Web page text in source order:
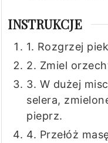
INSTRUKCJE
1. Rozgrzej
2. Zmiel
3. W dużej
selera,
pieprz.
4. Przełóż